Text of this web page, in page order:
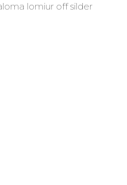
lomiur off silder